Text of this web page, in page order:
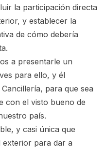
la participación directa
y establecer la
de cómo debería
a presentarle un
para ello, y él
para que sea
con el visto bueno de
país.
y casi única que
exterior para dar a